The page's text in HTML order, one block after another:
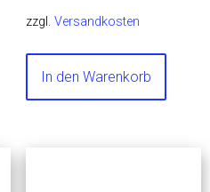
zzgl. Versandkosten
In den Warenkorb